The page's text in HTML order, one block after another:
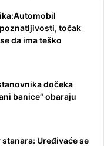
točak
da ima teško
dočeka
banice“ obaraju
Uređivaće se